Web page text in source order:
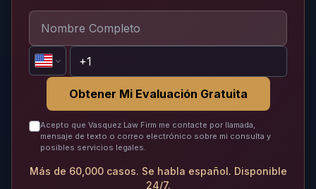
Obtener Mi Evaluación Gratuita
Acepto que Vasquez Law Firm me contacte por llamada,
mensaje de texto o correo electrónico sobre mi consulta y
posibles servicios legales.
Más de 60,000 casos. Se habla español. Disponible
24/7.